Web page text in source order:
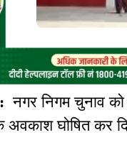
:नगर निगम चुनाव को
अवकाश घोषित कर